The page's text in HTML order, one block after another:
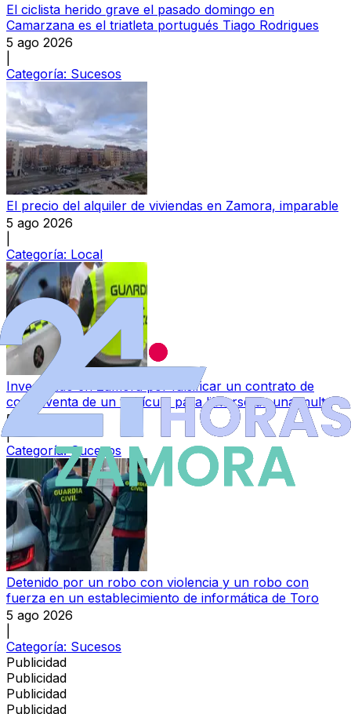
El ciclista herido grave el pasado domingo en
Camarzana es el triatleta portugués Tiago Rodrigues
5 ago 2026
Categoría: Sucesos
El precio del alquiler de viviendas en Zamora, imparable
5 ago 2026
Categoría: Local
Investigado en Zamora por falsificar un contrato de
contraventa de un vehículo para librarse de una multa
5 ago 2026
|
Categoría:Sucesos
Detenido por un robo con violencia y un robo con
fuerza en un establecimiento de informática de Toro
5 ago 2026
Categoría: Sucesos
Publicidad
Publicidad
Publicidad
Publicidad